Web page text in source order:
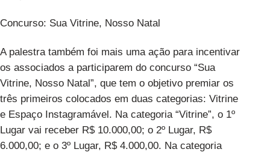
Concurso: Sua Vitrine, Nosso Natal
A palestra também foi mais uma ação para incentivar
os associados a participarem do concurso “Sua
Vitrine, Nosso Natal”, que tem o objetivo premiar os
três primeiros colocados em duas categorias: Vitrine
e Espaço Instagramável. Na categoria “Vitrine”, o 1º
Lugar vai receber R$ 10.000,00; o 2º Lugar, R$
6.000,00; e o 3º Lugar, R$ 4.000,00. Na categoria